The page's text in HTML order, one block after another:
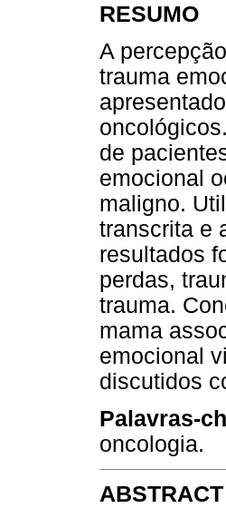
RESUMO
A
trauma
de
emocional
maligno.
transcrita e
resultados
perdas,
trauma.
mama
emocional
discutidos
Palavras-
oncologia.
ABSTRACT